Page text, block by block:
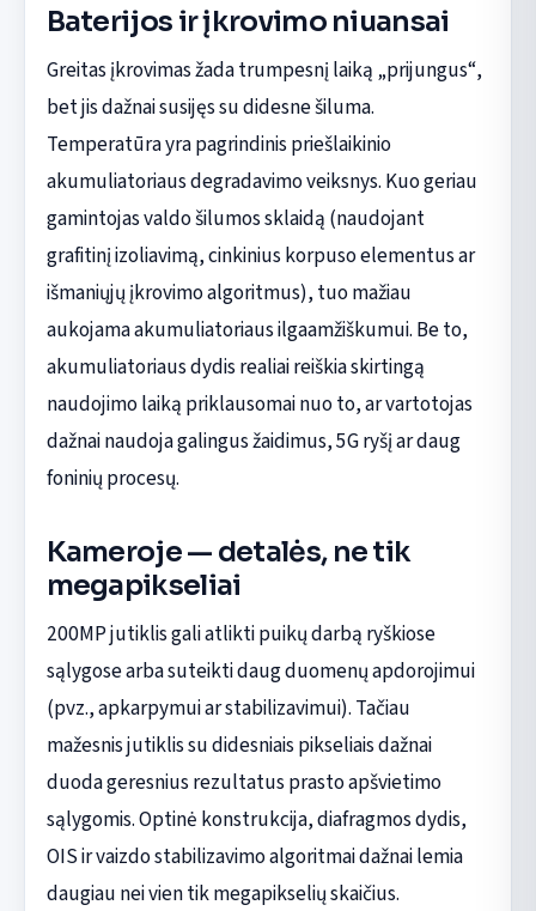
Baterijos ir įkrovimo niuansai
Greitas įkrovimas žada trumpesnį laiką „prijungus“,
bet jis dažnai susijęs su didesne šiluma.
Temperatūra yra pagrindinis priešlaikinio
akumuliatoriaus degradavimo veiksnys. Kuo geriau
gamintojas valdo šilumos sklaidą (naudojant
grafitinį izoliavimą, cinkinius korpuso elementus ar
išmaniųjų įkrovimo algoritmus), tuo mažiau
aukojama akumuliatoriaus ilgaamžiškumui. Be to,
akumuliatoriaus dydis realiai reiškia skirtingą
naudojimo laiką priklausomai nuo to, ar vartotojas
dažnai naudoja galingus žaidimus, 5G ryšį ar daug
foninių procesų.
Kameroje — detalės, ne tik
megapikseliai
200MP jutiklis gali atlikti puikų darbą ryškiose
sąlygose arba suteikti daug duomenų apdorojimui
(pvz., apkarpymui ar stabilizavimui). Tačiau
mažesnis jutiklis su didesniais pikseliais dažnai
duoda geresnius rezultatus prasto apšvietimo
sąlygomis. Optinė konstrukcija, diafragmos dydis,
OIS ir vaizdo stabilizavimo algoritmai dažnai lemia
daugiau nei vien tik megapikselių skaičius.